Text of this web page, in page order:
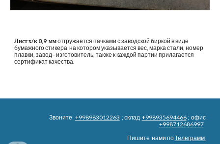
Лист х/к 0,9  мм отгружается пачками с заводской биркой в виде
бумажного стикера  на котором указывается вес, марка стали, номер
плавки, завод - изготовитель, также к каждой партии прилагается
сертификат качества.
Звоните +998983012263 ; склад +998935694466; офис
+998712686997
Пишите нами поТелеграмм